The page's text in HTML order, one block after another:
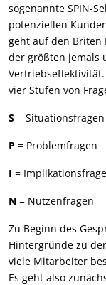
sogenannte SPIN-
potenziellen
geht auf den Briten
der größten jemals
vier Stufen von
S = Situationsfragen
P = Problemfragen
I =
N = Nutzenfragen
Zu Beginn des
Hintergründe zu
viele Mitarbeiter
Es geht also